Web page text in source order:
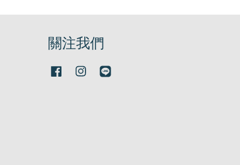
關注我們
FacebookInstagram